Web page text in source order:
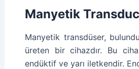
Manyetik
Manyetik transdüser,
üreten bir cihazdır. Bu
endüktif ve yarı iletkendir.